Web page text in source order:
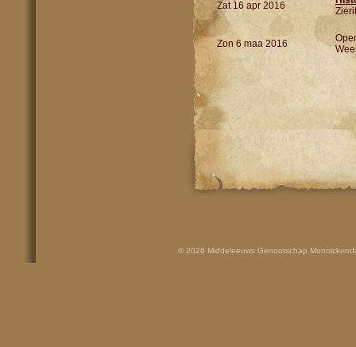
Zat 16 apr 2016
Zon 6 maa 2016
© 2026 Middeleeuws Genootschap